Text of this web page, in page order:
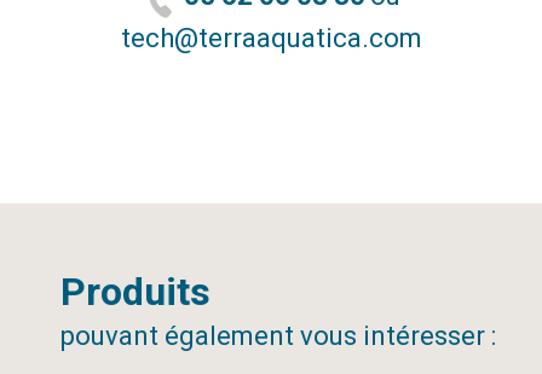
tech@terraaquatica.com
Produits
pouvant également vous intéresser :